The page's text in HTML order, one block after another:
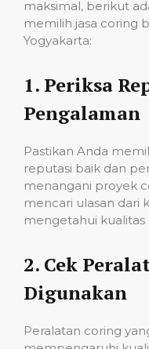
maksimal, berikut
memilih jasa coring
Yogyakarta:
1. Periksa
Pengalaman
Pastikan Anda
reputasi baik dan
menangani proyek
mencari ulasan dari
mengetahui kualitas
2. Cek
Digunakan
Peralatan coring